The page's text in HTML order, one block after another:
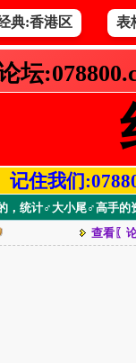
典:香港区 表
论坛
记住我们
，统计♂大小尾♂高手的
查看〖